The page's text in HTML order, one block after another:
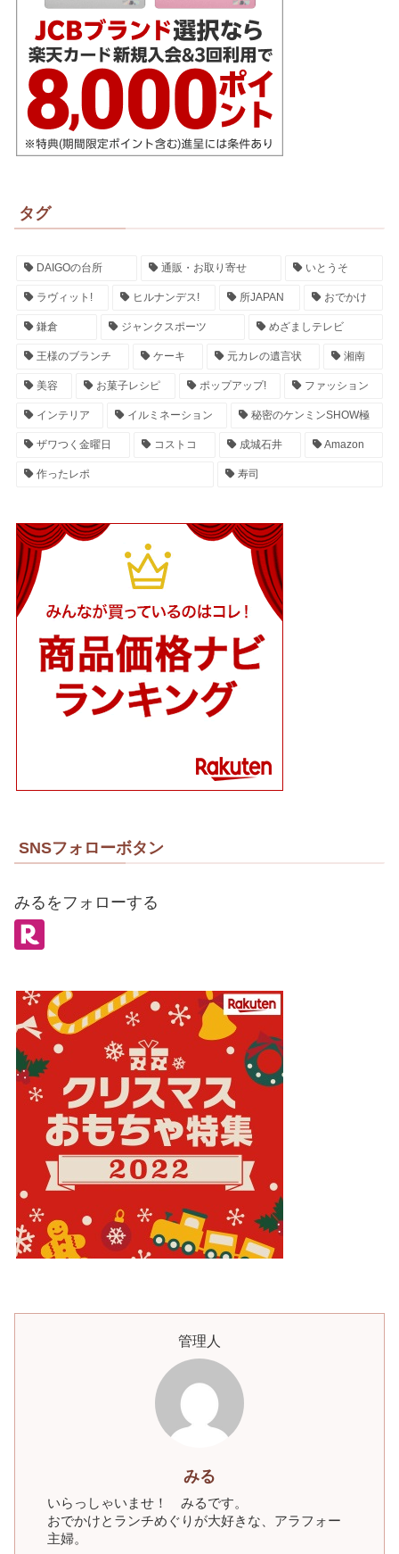
タグ
DAIGOの台所 通販・お取り寄せ いとうそ
ラヴィット! ヒルナンデス! 所JAPAN おでかけ
鎌倉 ジャンクスポーツ めざましテレビ
王様のブランチ ケーキ 元カレの遺言状 湘南
美容 お菓子レシピ ポップアップ! ファッション
インテリア イルミネーション 秘密のケンミンSHOW極
ザワつく金曜日 コストコ 成城石井 Amazon
作ったレポ 寿司
SNSフォローボタン
みるをフォローする
管理人
みる
いらっしゃいませ！ みるです。
おでかけとランチめぐりが大好きな、アラフォー
主婦。